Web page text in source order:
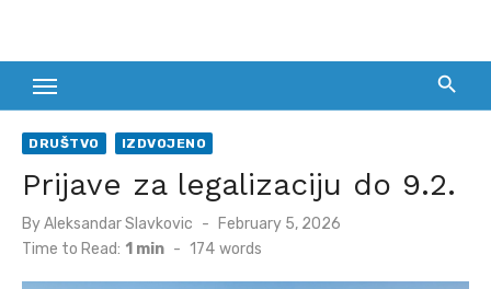
DRUŠTVO IZDVOJENO
Prijave za legalizaciju do 9.2.
ByAleksandar Slavkovic
Posted
on
February 5, 2026
Time to Read: 1 min - 174 words